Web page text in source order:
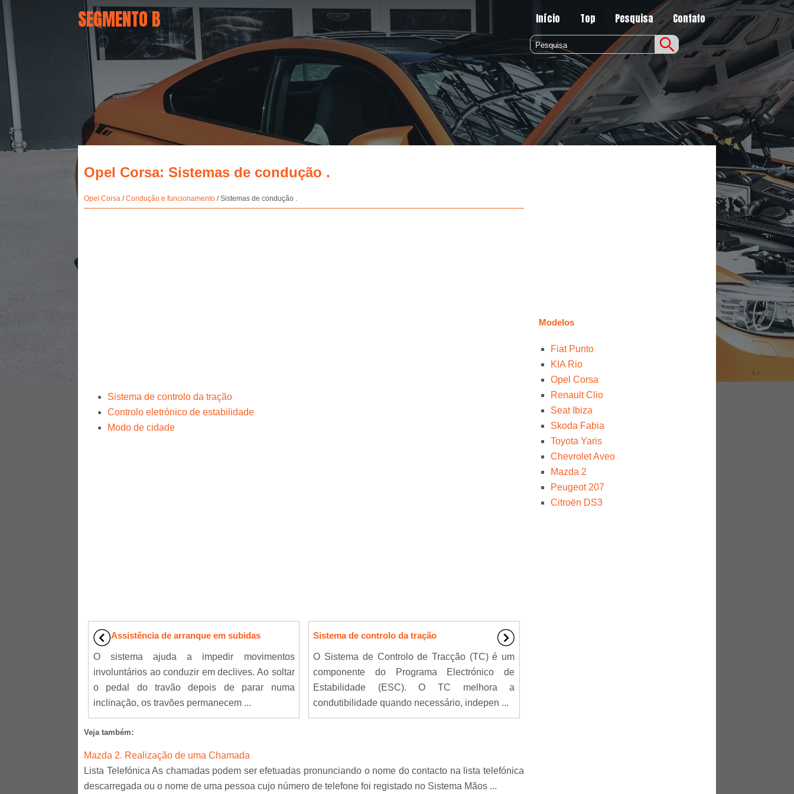
SEGMENTO B Início Top Pesquisa Contato
Opel Corsa: Sistemas de condução .
Opel Corsa /Condução e funcionamento / Sistemas de condução .
Sistema de controlo da tração
Controlo eletrónico de estabilidade
Modo de cidade
Assistência de arranque em subidas
O sistema ajuda a impedir movimentos
involuntários ao conduzir em declives. Ao soltar
o pedal do travão depois de parar numa
inclinação, os travões permanecem ...
Sistema de controlo da tração
O Sistema de Controlo de Tracção (TC) é um
componente do Programa Electrónico de
Estabilidade (ESC). O TC melhora a
condutibilidade quando necessário, indepen ...
Veja também:
Mazda 2. Realização de uma Chamada
Lista Telefónica As chamadas podem ser efetuadas pronunciando o nome do contacto na lista telefónica
descarregada ou o nome de uma pessoa cujo número de telefone foi registado no Sistema Mãos ...
Modelos
Fiat Punto
KIA Rio
Opel Corsa
Renault Clio
Seat Ibiza
Skoda Fabia
Toyota Yaris
Chevrolet Aveo
Mazda 2
Peugeot 207
Citroën DS3